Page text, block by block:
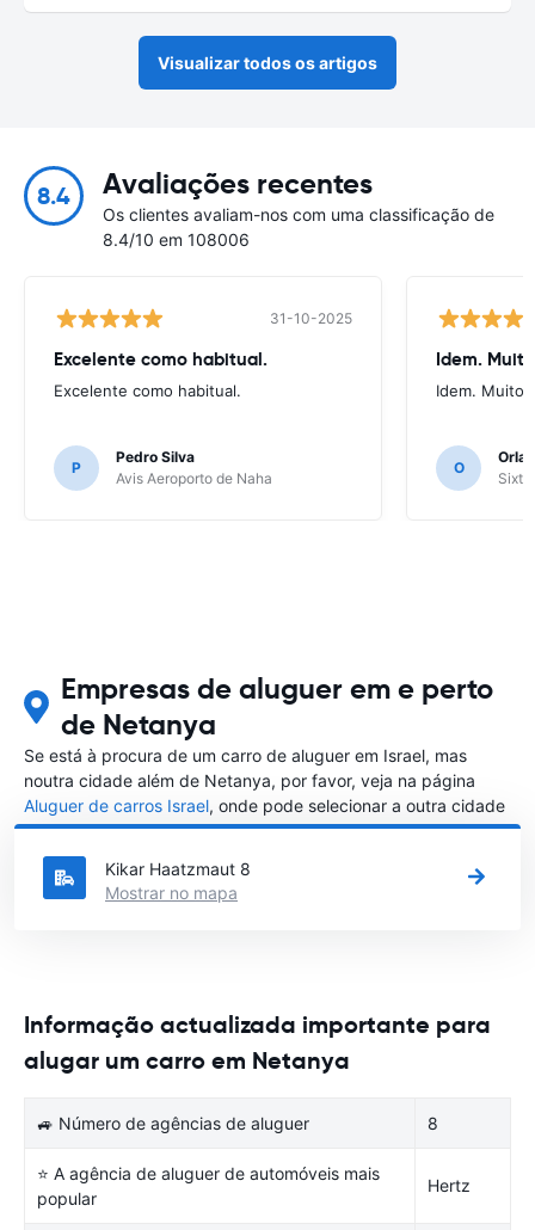
Visualizar todos os artigos
8.4 Avaliações recentes
Os clientes avaliam-nos com uma classificação de
8.4/10 em 108006
31-10-2025
Excelente como habitual.
Excelente como habitual.
P
Pedro Silva
Avis Aeroporto de Naha
Idem.
Idem. Muito
O
Sixt
Empresas de aluguer em e perto
de Netanya
Se está à procura de um carro de aluguer em Israel, mas
noutra cidade além de Netanya, por favor, veja na página
Aluguer de carros Israel, onde pode selecionar a outra cidade
em Israel que gostaria de alugar um carro
Kikar Haatzmaut 8
Mostrar no mapa
Informação actualizada importante para
alugar um carro em Netanya
🚙 Número de agências de aluguer 8
⭐ A agência de aluguer de automóveis mais
popular
Hertz